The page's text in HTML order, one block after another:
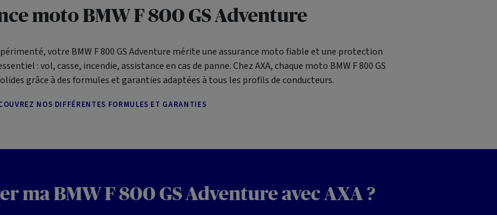
moto BMW F 800 GS Adventure
votre BMW F 800 GS Adventure mérite une assurance moto fiable et une protection
: vol, casse, incendie, assistance en cas de panne. Chez AXA, chaque moto BMW F 800 GS
grâce à des formules et garanties adaptées à tous les profils de conducteurs.
NOS DIFFÉRENTES FORMULES ET GARANTIES
ma BMW F 800 GS Adventure avec AXA ?